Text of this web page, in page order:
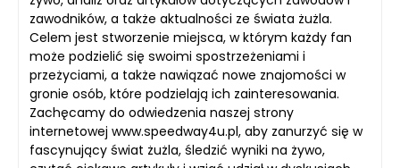
zawodników, a także aktualności ze świata żużla.
Celem jest stworzenie miejsca, w którym każdy fan
może podzielić się swoimi spostrzeżeniami i
przeżyciami, a także nawiązać nowe znajomości w
gronie osób, które podzielają ich zainteresowania.
Zachęcamy do odwiedzenia naszej strony
internetowej www.speedway4u.pl, aby zanurzyć się w
fascynujący świat żużla, śledzić wyniki na żywo,